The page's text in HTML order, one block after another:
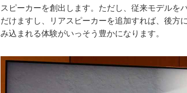
スピーカーを創出します。ただし、従来モデルを
だけますし、リアスピーカーを追加すれば、後方
み込まれる体験がいっそう豊かになります。